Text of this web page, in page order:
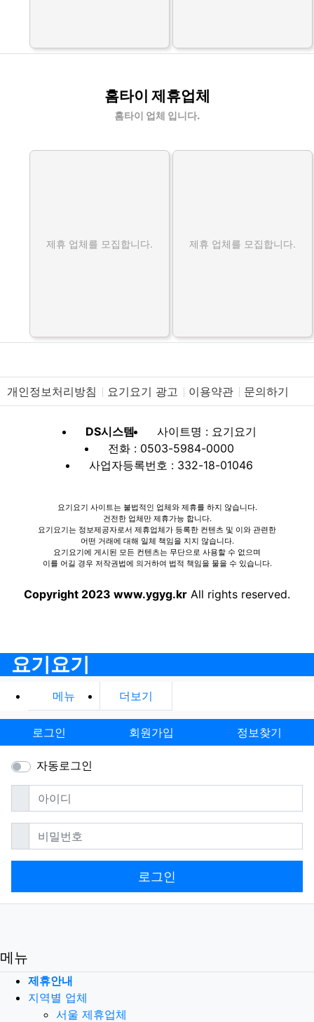
홈타이 제휴업체
홈타이 업체 입니다.
제휴 업체를 모집합니다. 제휴 업체를 모집합니다.
개인정보처리방침 요기요기 광고 이용약관 문의하기
DS시스템
사이트명 : 요기요기
전화 : 0503-5984-0000
사업자등록번호 : 332-18-01046
요기요기 사이트는 불법적인 업체와 제휴를 하지 않습니다.
건전한 업체만 제휴가능 합니다.
요기요기는 정보제공자로서 제휴업체가 등록한 컨텐츠 및 이와 관련한
어떤 거래에 대해 일체 책임을 지지 않습니다.
요기요기에 게시된 모든 컨텐츠는 무단으로 사용할 수 없으며
이를 어길 경우 저작권법에 의거하여 법적 책임을 물을 수 있습니다.
Copyright 2023 www.ygyg.kr All rights reserved.
요기요기
메뉴 더보기
로그인 회원가입 정보찾기
자동로그인
아이디필수
비밀번호필수
로그인
메뉴
제휴안내
지역별 업체
서울 제휴업체